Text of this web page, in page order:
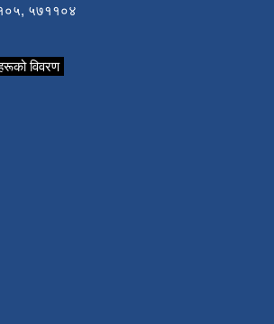
५७११०४
विवरण